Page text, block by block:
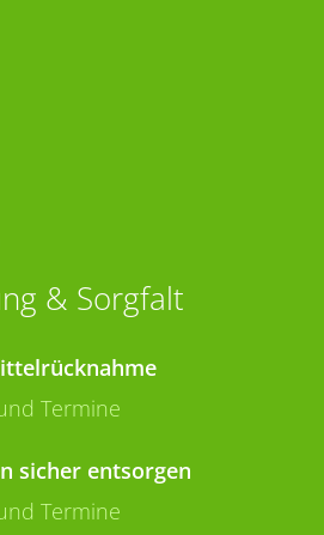
& Sorgfalt
Termine
sicher entsorgen
Termine